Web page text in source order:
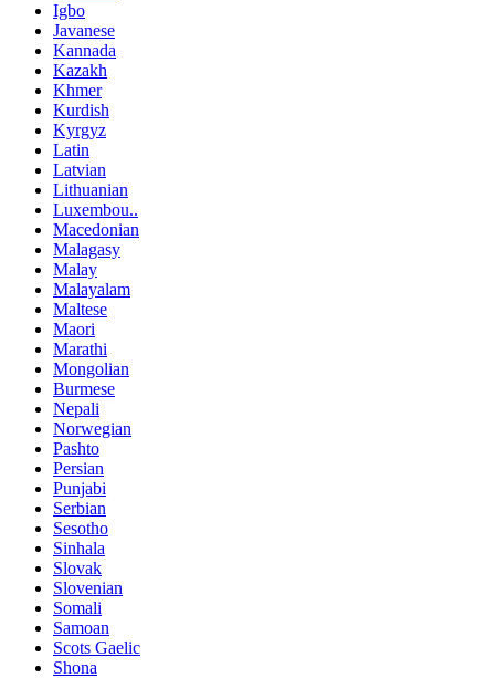
Igbo
Javanese
Kannada
Kazakh
Khmer
Kurdish
Kyrgyz
Latin
Latvian
Lithuanian
Luxembou..
Macedonian
Malagasy
Malay
Malayalam
Maltese
Maori
Marathi
Mongolian
Burmese
Nepali
Norwegian
Pashto
Persian
Punjabi
Serbian
Sesotho
Sinhala
Slovak
Slovenian
Somali
Samoan
Scots Gaelic
Shona